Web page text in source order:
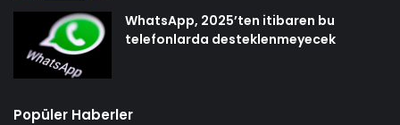
WhatsApp, 2025’ten itibaren bu
telefonlarda desteklenmeyecek
Popüler Haberler